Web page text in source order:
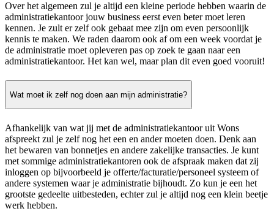
Over het algemeen zul je altijd een kleine periode hebben waarin de
administratiekantoor jouw business eerst even beter moet leren
kennen. Je zult er zelf ook gebaat mee zijn om even persoonlijk
kennis te maken. We raden daarom ook af om een week voordat je
de administratie moet opleveren pas op zoek te gaan naar een
administratiekantoor. Het kan wel, maar plan dit even goed vooruit!
Wat moet ik zelf nog doen aan mijn administratie?
Afhankelijk van wat jij met de administratiekantoor uit Wons
afspreekt zul je zelf nog het een en ander moeten doen. Denk aan
het bewaren van bonnetjes en andere zakelijke transacties. Je kunt
met sommige administratiekantoren ook de afspraak maken dat zij
inloggen op bijvoorbeeld je offerte/facturatie/personeel systeem of
andere systemen waar je administratie bijhoudt. Zo kun je een het
grootste gedeelte uitbesteden, echter zul je altijd nog een klein beetje
werk hebben.